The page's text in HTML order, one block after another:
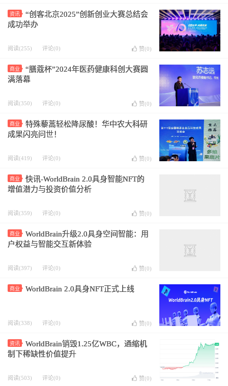
资讯
“创客北京2025”创新创业大赛总结会
成功举办
阅读(255) 评论(0) 赞(0)
商业
“膳蔻杯”2024年医药健康科创大赛圆
满落幕
阅读(350) 评论(0) 赞(0)
商业
特殊藜蒿轻松降尿酸！华中农大科研
成果闪亮问世！
阅读(419) 评论(0) 赞(0)
商业
快讯-WorldBrain 2.0具身智能NFT的
增值潜力与投资价值分析
阅读(359) 评论(0) 赞(0)
商业
WorldBrain升级2.0具身空间智能：用
户权益与智能交互新体验
阅读(397) 评论(0) 赞(0)
商业 WorldBrain 2.0具身NFT正式上线
阅读(338) 评论(0) 赞(0)
资讯
WorldBrain销毁1.25亿WBC，通缩机
制下稀缺性价值提升
阅读(503) 评论(0) 赞(0)